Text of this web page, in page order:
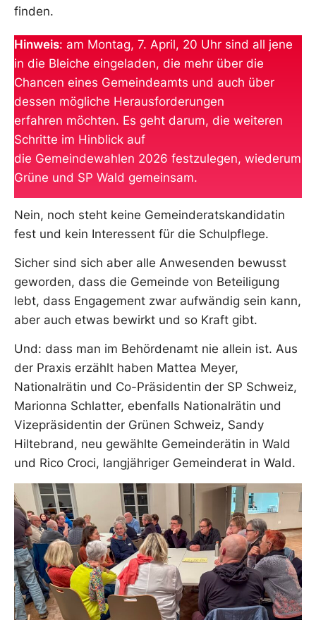
finden.
Hinweis: am Montag, 7. April, 20 Uhr sind all jene
in die Bleiche eingeladen, die mehr über die
Chancen eines Gemeindeamts und auch über
dessen mögliche Herausforderungen
erfahren möchten. Es geht darum, die weiteren
Schritte im Hinblick auf
die Gemeindewahlen 2026 festzulegen, wiederum
Grüne und SP Wald gemeinsam.
Nein, noch steht keine Gemeinderatskandidatin
fest und kein Interessent für die Schulpflege.
Sicher sind sich aber alle Anwesenden bewusst
geworden, dass die Gemeinde von Beteiligung
lebt, dass Engagement zwar aufwändig sein kann,
aber auch etwas bewirkt und so Kraft gibt.
Und: dass man im Behördenamt nie allein ist. Aus
der Praxis erzählt haben Mattea Meyer,
Nationalrätin und Co-Präsidentin der SP Schweiz,
Marionna Schlatter, ebenfalls Nationalrätin und
Vizepräsidentin der Grünen Schweiz, Sandy
Hiltebrand, neu gewählte Gemeinderätin in Wald
und Rico Croci, langjähriger Gemeinderat in Wald.